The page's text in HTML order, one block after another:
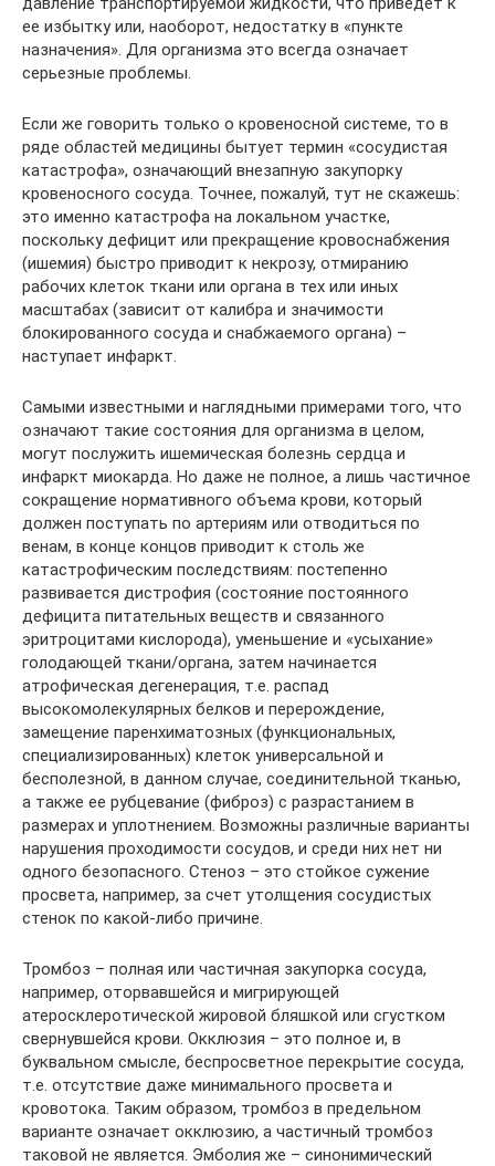
ее избытку или, наоборот, недостатку в «пункте
назначения». Для организма это всегда означает
серьезные проблемы.
Если же говорить только о кровеносной системе, то в
ряде областей медицины бытует термин «сосудистая
катастрофа», означающий внезапную закупорку
кровеносного сосуда. Точнее, пожалуй, тут не скажешь:
это именно катастрофа на локальном участке,
поскольку дефицит или прекращение кровоснабжения
(ишемия) быстро приводит к некрозу, отмиранию
рабочих клеток ткани или органа в тех или иных
масштабах (зависит от калибра и значимости
блокированного сосуда и снабжаемого органа) –
наступает инфаркт.
Самыми известными и наглядными примерами того, что
означают такие состояния для организма в целом,
могут послужить ишемическая болезнь сердца и
инфаркт миокарда. Но даже не полное, а лишь частичное
сокращение нормативного объема крови, который
должен поступать по артериям или отводиться по
венам, в конце концов приводит к столь же
катастрофическим последствиям: постепенно
развивается дистрофия (состояние постоянного
дефицита питательных веществ и связанного
эритроцитами кислорода), уменьшение и «усыхание»
голодающей ткани/органа, затем начинается
атрофическая дегенерация, т.е. распад
высокомолекулярных белков и перерождение,
замещение паренхиматозных (функциональных,
специализированных) клеток универсальной и
бесполезной, в данном случае, соединительной тканью,
а также ее рубцевание (фиброз) с разрастанием в
размерах и уплотнением. Возможны различные варианты
нарушения проходимости сосудов, и среди них нет ни
одного безопасного. Стеноз – это стойкое сужение
просвета, например, за счет утолщения сосудистых
стенок по какой-либо причине.
Тромбоз – полная или частичная закупорка сосуда,
например, оторвавшейся и мигрирующей
атеросклеротической жировой бляшкой или сгустком
свернувшейся крови. Окклюзия – это полное и, в
буквальном смысле, беспросветное перекрытие сосуда,
т.е. отсутствие даже минимального просвета и
кровотока. Таким образом, тромбоз в предельном
варианте означает окклюзию, а частичный тромбоз
таковой не является. Эмболия же – синонимический